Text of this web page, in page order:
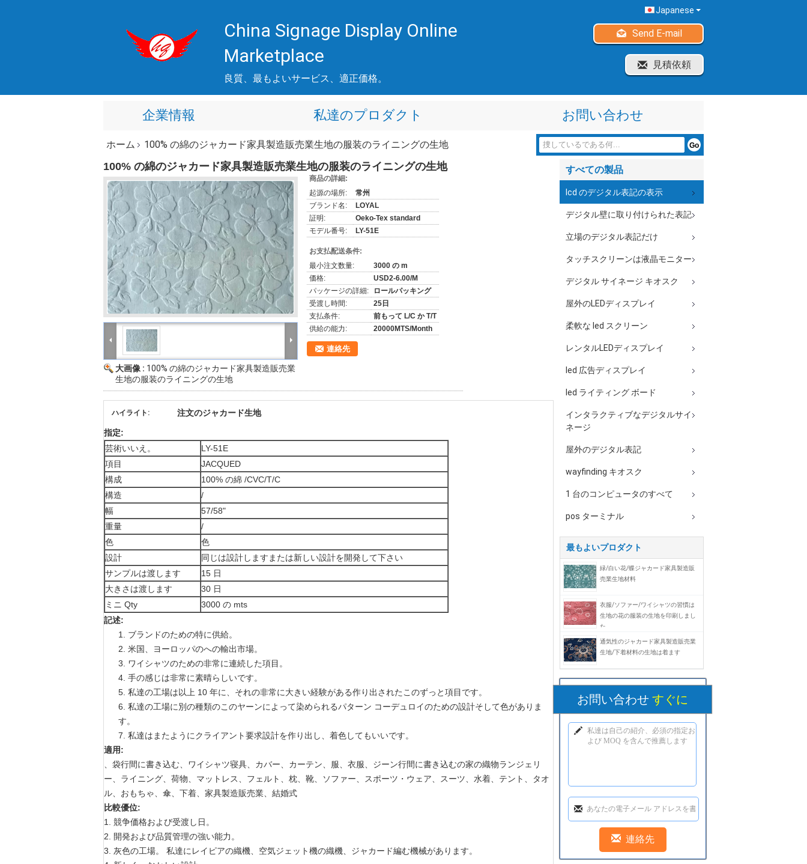
China Signage Display Online
Marketplace
良質、最もよいサービス、適正価格。
Japanese
Send E-mail
見積依頼
企業情報 私達のプロダクト お問い合わせ
ホーム 100% の綿のジャカード家具製造販売業生地の服装のライニングの生地
100% の綿のジャカード家具製造販売業生地の服装のライニングの生地
大画像 : 100% の綿のジャカード家具製造販売業
生地の服装のライニングの生地
商品の詳細:
起源の場所:
常州
ブランド名:
LOYAL
証明:
Oeko-Tex standard
モデル番号:
LY-51E
お支払配送条件:
最小注文数量:
3000 の m
価格:
USD2-6.00/M
パッケージの詳細:
ロールパッキング
受渡し時間:
25日
支払条件:
前もって L/C か T/T
供給の能力:
20000MTS/Month
連絡先
ハイライト: 注文のジャカード生地
指定:
芸術いいえ。
LY-51E
項目
JACQUED
構成
100% の綿 /CVC/T/C
構造
/
幅
57/58"
重量
/
色
色
設計
同じは設計しますまたは新しい設計を開発して下さい
サンプルは渡します
15 日
大きさは渡します
30 日
ミニ Qty
3000 の mts
記述:
1. ブランドのための特に供給。
2. 米国、ヨーロッパのへの輸出市場。
3. ワイシャツのための非常に連続した項目。
4. 手の感じは非常に素晴らしいです。
5. 私達の工場は以上 10 年に、それの非常に大きい経験がある作り出されたこのずっと項目です。
6. 私達の工場に別の種類のこのヤーンによって染められるパターン コーデュロイのための設計そして色がありま
す。
7. 私達はまたようにクライアント要求設計を作り出し、着色してもいいです。
適用:
、袋行間に書き込む、ワイシャツ寝具、カバー、カーテン、服、衣服、ジーン行間に書き込むの家の織物ランジェリ
ー、ライニング、荷物、マットレス、フェルト、枕、靴、ソファー、スポーツ・ウェア、スーツ、水着、テント、タオ
ル、おもちゃ、傘、下着、家具製造販売業、結婚式
比較優位:
1. 競争価格および受渡し日。
2. 開発および品質管理の強い能力。
3. 灰色の工場。 私達にレイピアの織機、空気ジェット機の織機、ジャカード編む機械があります。
すべての製品
lcd のデジタル表記の表示
デジタル壁に取り付けられた表記
立場のデジタル表記だけ
タッチスクリーンは液晶モニター
デジタル サイネージ キオスク
屋外のLEDディスプレイ
柔軟な led スクリーン
レンタルLEDディスプレイ
led 広告ディスプレイ
led ライティング ボード
インタラクティブなデジタルサイ
ネージ
屋外のデジタル表記
wayfinding キオスク
1 台のコンピュータのすべて
pos ターミナル
最もよいプロダクト
緑/白い花/蝶ジャカード家具製造販
売業生地材料
衣服/ソファー/ワイシャツの習慣は
生地の花の服装の生地を印刷しまし
た
通気性のジャカード家具製造販売業
生地/下着材料の生地は着ます
お問い合わせ すぐに